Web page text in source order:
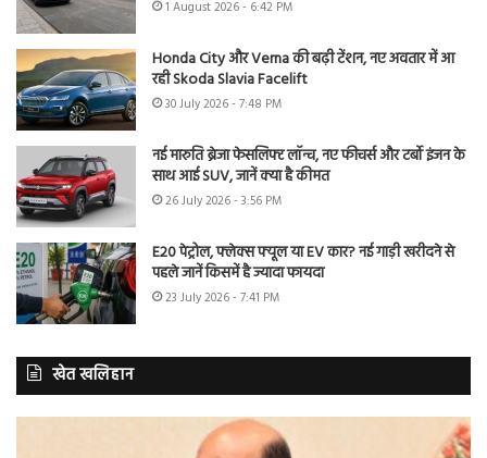
1 August 2026 - 6:42 PM
Honda City और Verna की बढ़ी टेंशन, नए अवतार में आ
रही Skoda Slavia Facelift
30 July 2026 - 7:48 PM
नई मारुति ब्रेजा फेसलिफ्ट लॉन्च, नए फीचर्स और टर्बो इंजन के
साथ आई SUV, जानें क्या है कीमत
26 July 2026 - 3:56 PM
E20 पेट्रोल, फ्लेक्स फ्यूल या EV कार? नई गाड़ी खरीदने से
पहले जानें किसमें है ज्यादा फायदा
23 July 2026 - 7:41 PM
खेत खलिहान